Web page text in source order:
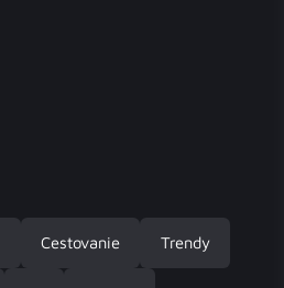
Cestovanie Trendy